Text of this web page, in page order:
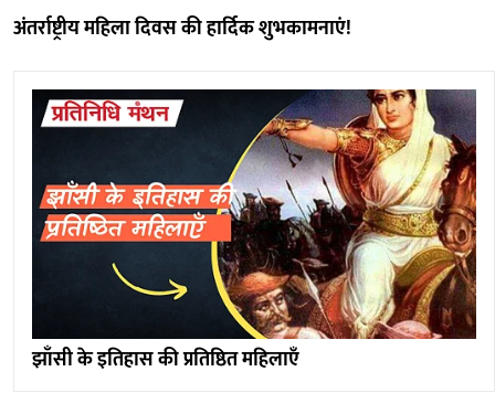
अंतर्राष्ट्रीय महिला दिवस की हार्दिक शुभकामनाएं!
झाँसी के इतिहास की प्रतिष्ठित महिलाएँ